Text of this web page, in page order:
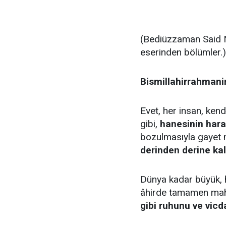
(Bediüzzaman Said
eserinden bölümler.)
Evet, her insan,
gibi, hanesinin
bozulmasıyla
derinden derine
Dünya kadar büyük,
âhirde tamamen
gibi ruhunu ve